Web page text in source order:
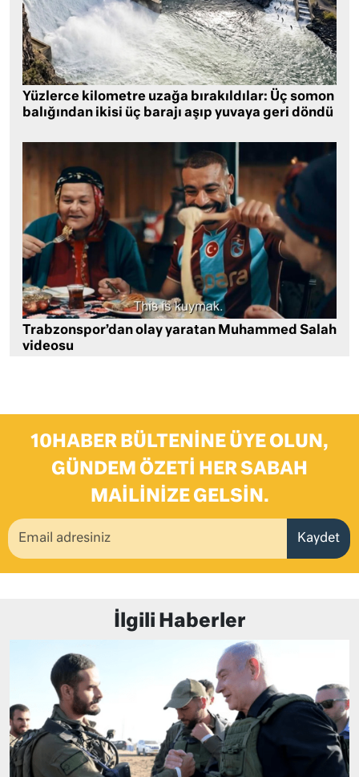
Yüzlerce kilometre uzağa bırakıldılar: Üç somon
balığından ikisi üç barajı aşıp yuvaya geri döndü
Trabzonspor’dan olay yaratan Muhammed Salah
videosu
10HABER BÜLTENINE ÜYE OLUN,
GÜNDEM ÖZETI HER SABAH
MAILINIZE GELSIN.
Kaydet
İlgili Haberler